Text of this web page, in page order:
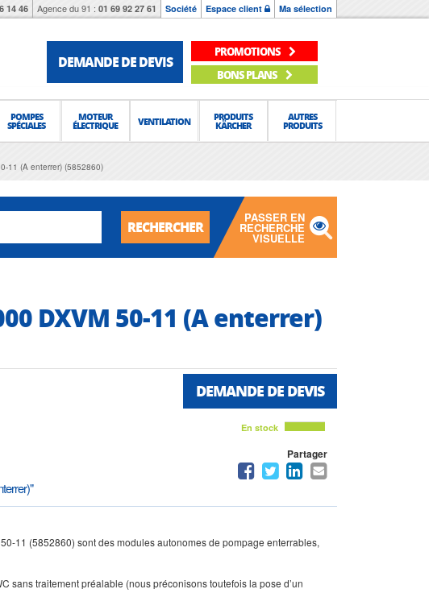
14 46 Agence du 91 : 01 69 92 27 61 Société Espace client Ma sélection
DEMANDE DE DEVIS
PROMOTIONS
BONS PLANS
POMPES
SPÉCIALES
MOTEUR
ÉLECTRIQUE VENTILATION PRODUITS
KÄRCHER
AUTRES
PRODUITS
11 (A enterrer) (5852860)
RECHERCHER
PASSER EN
RECHERCHE
VISUELLE
DXVM 50-11 (A enterrer)
DEMANDE DE DEVIS
En stock
Partager
11 (5852860) sont des modules autonomes de pompage enterrables,
sans traitement préalable (nous préconisons toutefois la pose d’un